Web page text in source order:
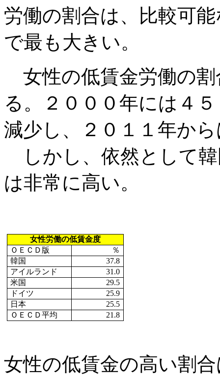
労働の割合は、比較可
で最も大きい。
女性の低賃金労働の
る。２０００年には４
減少し、２０１１年か
しかし、依然として
は非常に高い。
女性労働の低賃金度
ＯＥＣＤ版
％
韓国
37.8
アイルランド
31.0
米国
29.5
ドイツ
25.9
日本
25.5
ＯＥＣＤ平均
21.8
女性の低賃金の高い割